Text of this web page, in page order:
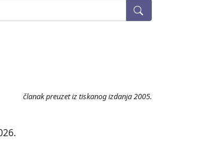
članak preuzet iz tiskanog izdanja 2005.